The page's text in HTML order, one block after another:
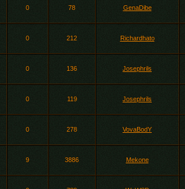
0 78 GenaDibe
0 212 Richardhato
0 136 Josephrils
0 119 Josephrils
0 278 VovaBodY
9 3886 Mekone